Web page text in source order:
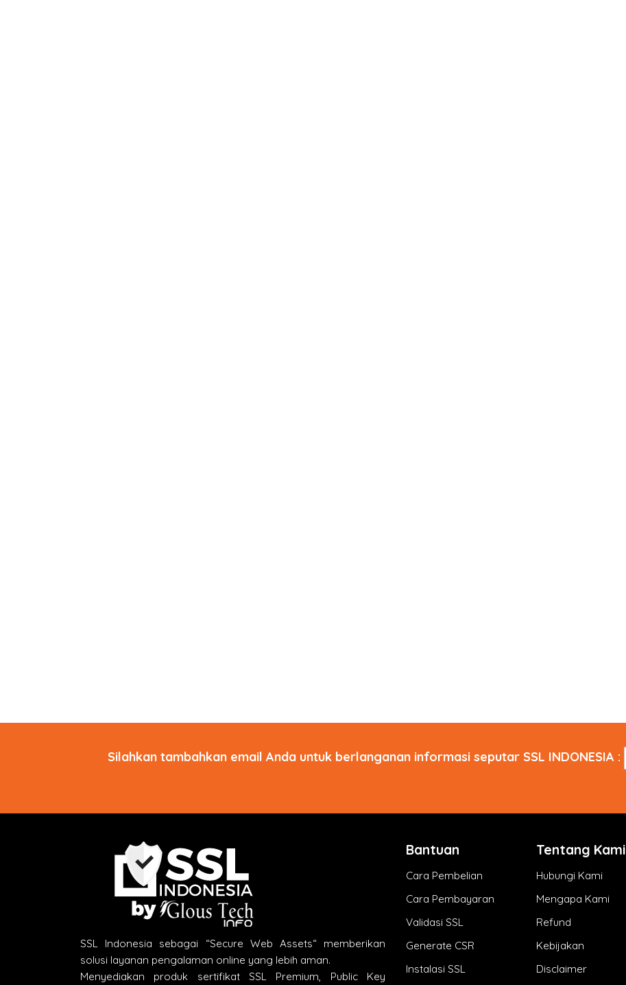
Silahkan tambahkan email Anda untuk berlanganan informasi seputar SSL INDONESIA :
SSL Indonesia sebagai “Secure Web Assets“ memberikan
solusi layanan pengalaman online yang lebih aman.
Menyediakan produk sertifikat SSL Premium, Public Key
Bantuan
Cara Pembelian
Cara Pembayaran
Validasi SSL
Generate CSR
Instalasi SSL
Tentang Kami
Hubungi Kami
Mengapa Kami
Refund
Kebijakan
Disclaimer